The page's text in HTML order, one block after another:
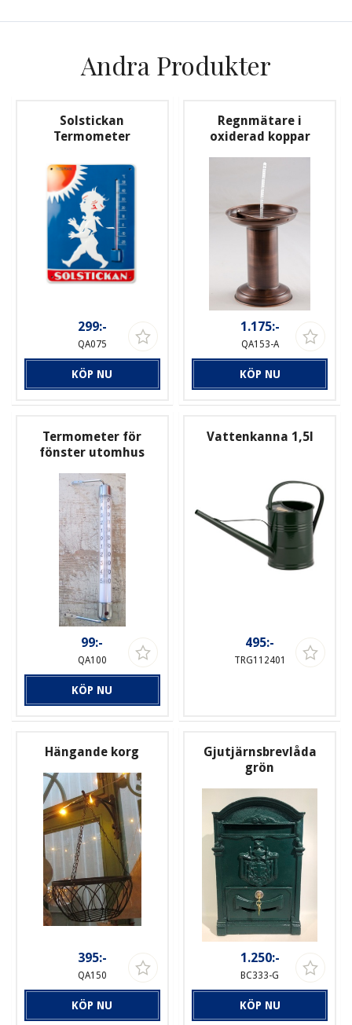
Andra Produkter
Solstickan
Termometer
299:-
QA075
KÖP NU
Regnmätare i
oxiderad koppar
1.175:-
QA153-A
KÖP NU
Termometer för
fönster utomhus
99:-
QA100
KÖP NU
Vattenkanna 1,5l
495:-
TRG112401
Hängande korg
395:-
QA150
KÖP NU
Gjutjärnsbrevlåda
grön
1.250:-
BC333-G
KÖP NU